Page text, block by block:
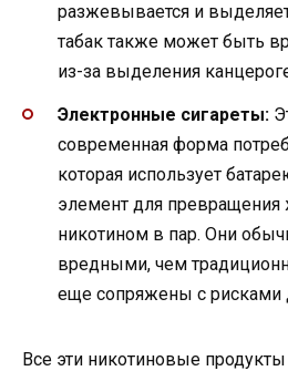
разжевывается и
табак также может быть
из-за выделения
Электронные сигареты:
современная форма
которая использует
элемент для превращения
никотином в пар. Они
вредными, чем
еще сопряжены с рисками
Все эти никотиновые